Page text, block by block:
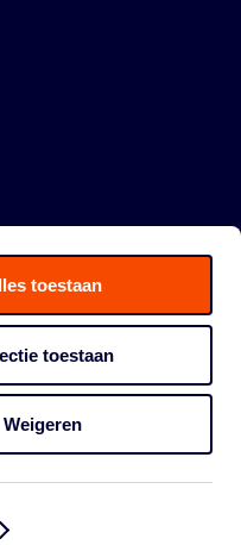
toestaan
toestaan
Weigeren